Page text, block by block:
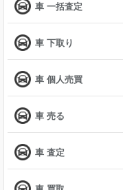
車 一括査定
車 下取り
車 個人売買
車 売る
車 査定